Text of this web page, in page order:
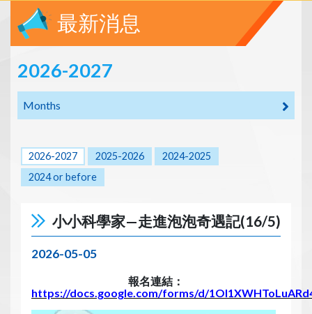
最新消息
2026-2027
Months
2026-2027 2025-2026
2024-2025
2024 or before
小小科學家—走進泡泡奇遇記(16/5)
2026-05-05
報名連結：
https://docs.google.com/forms/d/